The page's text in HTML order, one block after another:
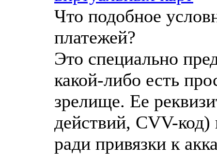
Что подобное
платежей?
Это специально
какой-либо есть
зрелище. Ее
действий, CVV-код)
ради привязки к